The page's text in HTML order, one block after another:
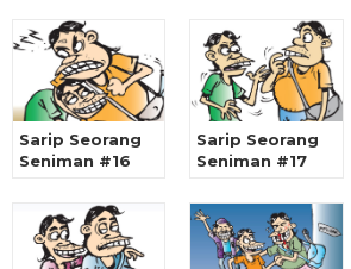
Sarip Seorang
Seniman #16
Sarip Seorang
Seniman #17